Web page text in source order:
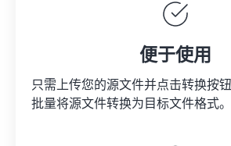
便于使用
只需上传您的源文件并点击转换按
批量将源文件转换为目标文件格式。